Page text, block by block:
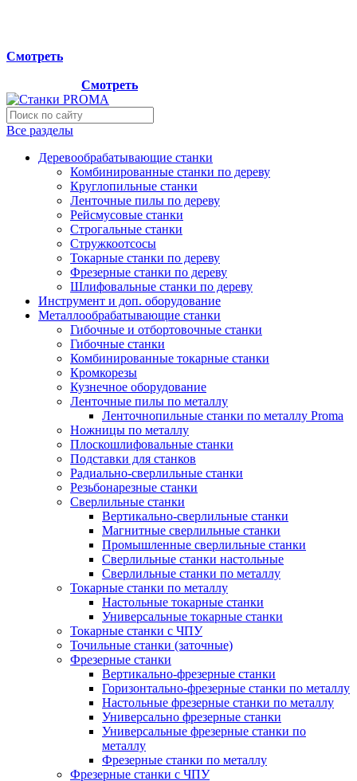
Смотреть
Смотреть
Все разделы
Деревообрабатывающие станки
Комбинированные станки по дереву
Круглопильные станки
Ленточные пилы по дереву
Рейсмусовые станки
Строгальные станки
Стружкоотсосы
Токарные станки по дереву
Фрезерные станки по дереву
Шлифовальные станки по дереву
Инструмент и доп. оборудование
Металлообрабатывающие станки
Гибочные и отбортовочные станки
Гибочные станки
Комбинированные токарные станки
Кромкорезы
Кузнечное оборудование
Ленточные пилы по металлу
Ленточнопильные станки по металлу Proma
Ножницы по металлу
Плоскошлифовальные станки
Подставки для станков
Радиально-сверлильные станки
Резьбонарезные станки
Сверлильные станки
Вертикально-сверлильные станки
Магнитные сверлильные станки
Промышленные сверлильные станки
Сверлильные станки настольные
Сверлильные станки по металлу
Токарные станки по металлу
Настольные токарные станки
Универсальные токарные станки
Токарные станки с ЧПУ
Точильные станки (заточные)
Фрезерные станки
Вертикально-фрезерные станки
Горизонтально-фрезерные станки по металлу
Настольные фрезерные станки по металлу
Универсально фрезерные станки
Универсальные фрезерные станки по
металлу
Фрезерные станки по металлу
Фрезерные станки с ЧПУ